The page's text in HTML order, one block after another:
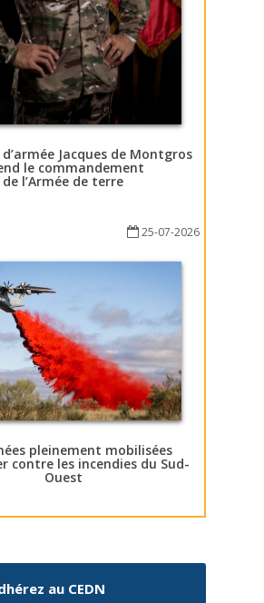
Jacques de Montgros
le commandement
de l’Armée de terre
25-07-2026
pleinement mobilisées
contre les incendies du Sud-
Ouest
au CEDN